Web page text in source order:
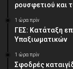
ρουσφετιού και
1 ώρα πρίν
ΓΕΣ: Κατάταξη
Υπαξιωματικών
1 ώρα πρίν
Σφοδρές